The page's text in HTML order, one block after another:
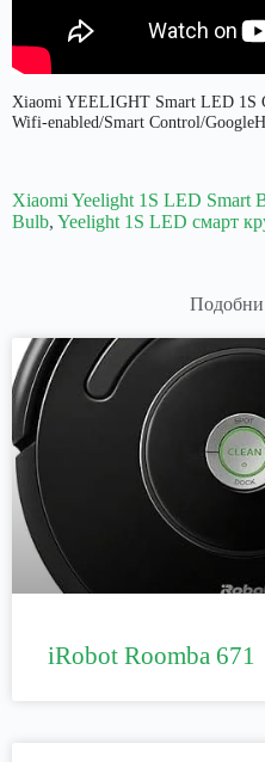
Xiaomi YEELIGHT Smart LED 1S
Wifi-enabled/Smart Control/
Xiaomi Yeelight 1S LED Smart
Bulb, Yeelight 1S LED смарт
Подобни
iRobot Roomba 671